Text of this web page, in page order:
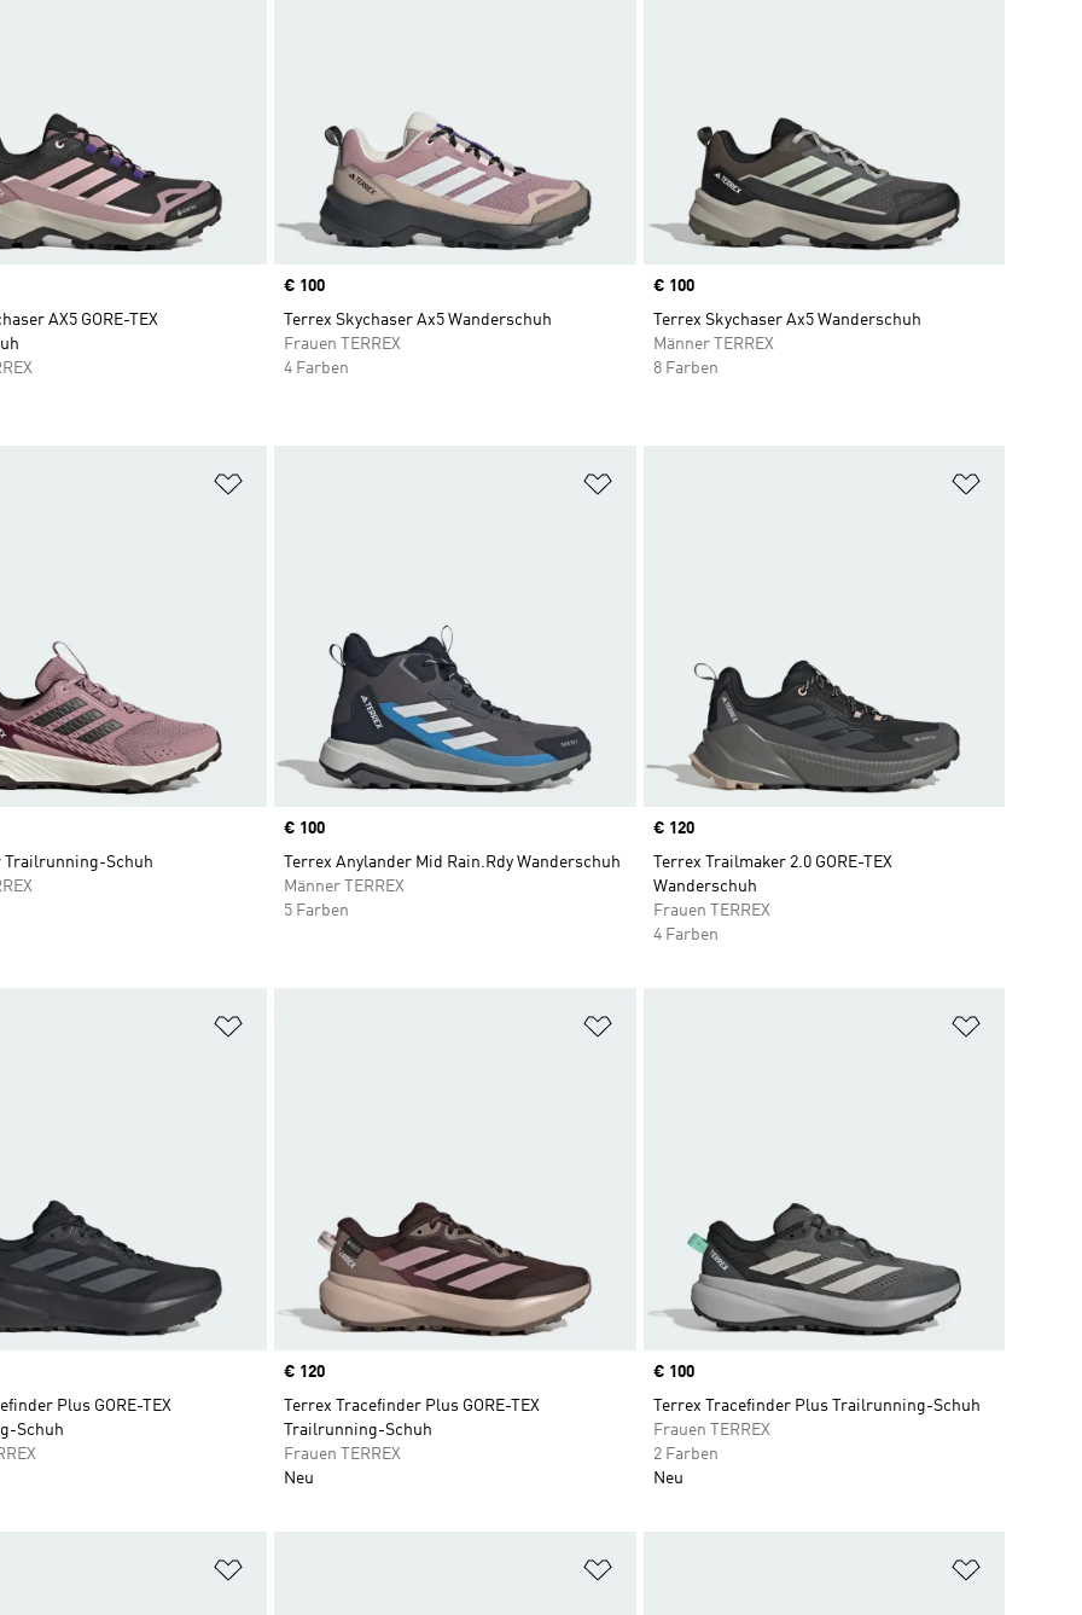
AX5 GORE-TEX
Price
€ 100
Terrex Skychaser Ax5 Wanderschuh
Frauen TERREX
4 Farben
Price
€ 100
Terrex Skychaser Ax5 Wanderschuh
Männer TERREX
8 Farben
Trailrunning-Schuh
Price
€ 100
Terrex Anylander Mid Rain.Rdy Wanderschuh
Männer TERREX
5 Farben
Price
€ 120
Terrex Trailmaker 2.0 GORE-TEX
Wanderschuh
Frauen TERREX
4 Farben
Plus GORE-TEX
Schuh
Price
€ 120
Terrex Tracefinder Plus GORE-TEX
Trailrunning-Schuh
Frauen TERREX
Neu
Price
€ 100
Terrex Tracefinder Plus Trailrunning-Schuh
Frauen TERREX
2 Farben
Neu